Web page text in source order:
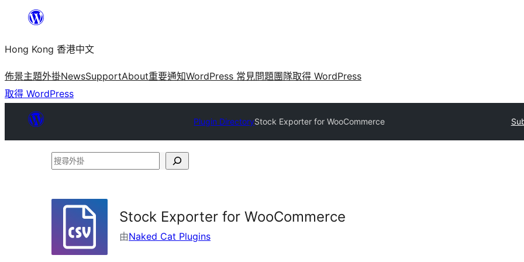
主
要
內
容
Hong Kong 香港中文
佈景主題外掛NewsSupportAbout重要通知WordPress 常見問題團隊取得 WordPress
取得 WordPress
Plugin DirectoryStock Exporter for WooCommerce
搜
Stock Exporter for WooCommerce
由Naked Cat Plugins